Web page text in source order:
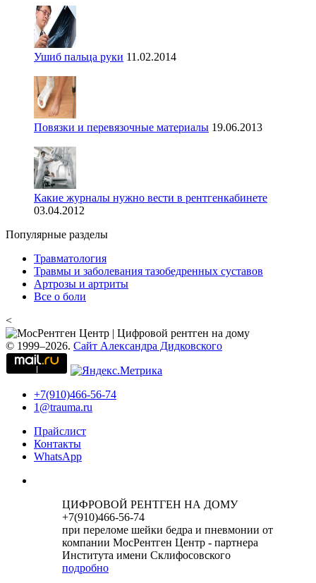
Ушиб пальца руки 11.02.2014
Повязки и перевязочные материалы 19.06.2013
Какие журналы нужно вести в рентгенкабинете
03.04.2012
Популярные разделы
Травматология
Травмы и заболевания тазобедренных суставов
Артрозы и артриты
Все о боли
<
© 1999–2026. Сайт Александра Дидковского
+7(910)466-56-74
1@trauma.ru
Прайслист
Контакты
WhatsApp
ЦИФРОВОЙ РЕНТГЕН НА ДОМУ
+7(910)466-56-74
при переломе шейки бедра и пневмонии от
компании МосРентген Центр - партнера
Института имени Склифосовского
подробно